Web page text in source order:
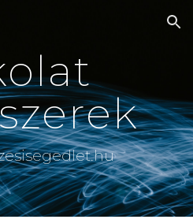
Skip to navigation